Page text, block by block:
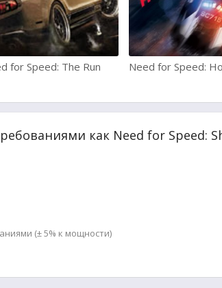
for Speed: The Run Need for Speed:
как Need for Speed:
(± 5% к мощности)